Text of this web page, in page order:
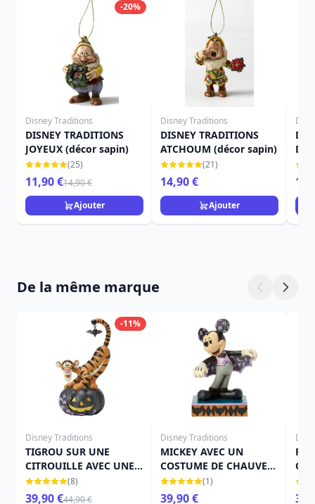
-20%
Disney Traditions
DISNEY TRADITIONS
JOYEUX (décor sapin)
(25)
11,90 €14,90 €
Ajouter
Disney Traditions
DISNEY TRADITIONS
ATCHOUM (décor sapin)
(21)
14,90 €
Ajouter
De la même marque
-11%
Disney Traditions
TIGROU SUR UNE
CITROUILLE AVEC UNE
CHAUVE-SOURIS -
DISNEY TRADITIONS
(8)
39,90 €44,90 €
Disney Traditions
MICKEY AVEC UN
COSTUME DE CHAUVE-
SOURIS - DISNEY
TRADITIONS
(1)
39,90 €